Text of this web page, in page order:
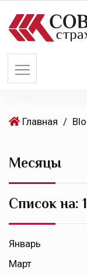
Главная /
Месяцы
Список на:
Январь
Март